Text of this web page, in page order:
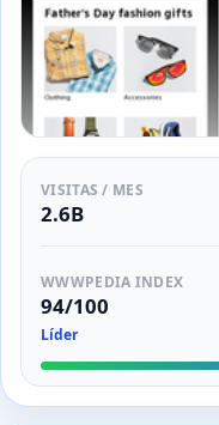
VISITAS / MES
2.6B
WWWPEDIA INDEX
94/100
Líder